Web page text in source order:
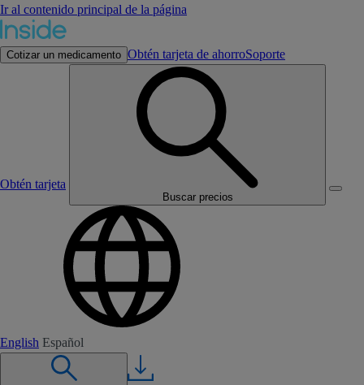
Ir al contenido principal de la página
Cotizar un medicamento Obtén tarjeta de ahorroSoporte
Obtén tarjeta
Buscar precios
English Español